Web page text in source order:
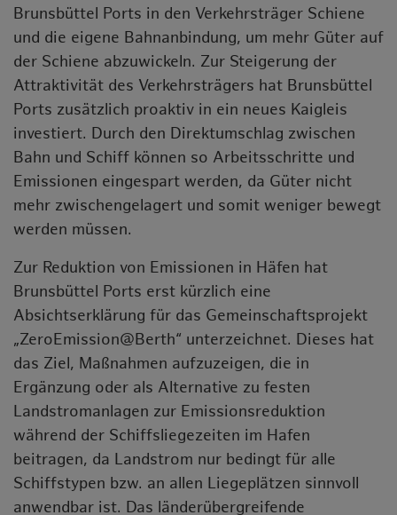
Brunsbüttel Ports in den Verkehrsträger Schiene
und die eigene Bahnanbindung, um mehr Güter auf
der Schiene abzuwickeln. Zur Steigerung der
Attraktivität des Verkehrsträgers hat Brunsbüttel
Ports zusätzlich proaktiv in ein neues Kaigleis
investiert. Durch den Direktumschlag zwischen
Bahn und Schiff können so Arbeitsschritte und
Emissionen eingespart werden, da Güter nicht
mehr zwischengelagert und somit weniger bewegt
werden müssen.
Zur Reduktion von Emissionen in Häfen hat
Brunsbüttel Ports erst kürzlich eine
Absichtserklärung für das Gemeinschaftsprojekt
„ZeroEmission@Berth“ unterzeichnet. Dieses hat
das Ziel, Maßnahmen aufzuzeigen, die in
Ergänzung oder als Alternative zu festen
Landstromanlagen zur Emissionsreduktion
während der Schiffsliegezeiten im Hafen
beitragen, da Landstrom nur bedingt für alle
Schiffstypen bzw. an allen Liegeplätzen sinnvoll
anwendbar ist. Das länderübergreifende